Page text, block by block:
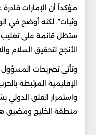
مؤكداً أن الإمارات
وثبات”، لكنه أوضح في
ستظل قائمة على تغليب
الأنجح لتحقيق السلام
وتأتي تصريحات
الإقليمية المرتبطة
واستمرار القلق الدولي
منطقة الخليج ومضيق